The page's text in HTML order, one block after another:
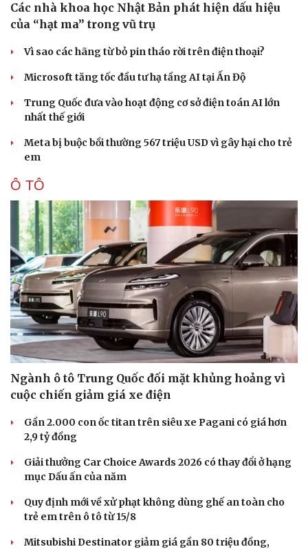
Sức khỏe
Cây thuốc
Sản phụ khoa
Nam khoa
Làm đẹp - giảm cân
Phòng mạch online
Ăn sạch sống khỏe
Đời sống
Blog
Các nhà khoa học Nhật Bản phát hiện dấu hiệu
của “hạt ma” trong vũ trụ
Vì sao các hãng từ bỏ pin tháo rời trên điện thoại?
Microsoft tăng tốc đầu tư hạ tầng AI tại Ấn Độ
Trung Quốc đưa vào hoạt động cơ sở điện toán AI lớn
nhất thế giới
Meta bị buộc bồi thường 567 triệu USD vì gây hại cho trẻ
em
Ô TÔ
Ngành ô tô Trung Quốc đối mặt khủng hoảng vì
cuộc chiến giảm giá xe điện
Gần 2.000 con ốc titan trên siêu xe Pagani có giá hơn
2,9 tỷ đồng
Giải thưởng Car Choice Awards 2026 có thay đổi ở hạng
mục Dấu ấn của năm
Quy định mới về xử phạt không dùng ghế an toàn cho
trẻ em trên ô tô từ 15/8
Mitsubishi Destinator giảm giá gần 80 triệu đồng,